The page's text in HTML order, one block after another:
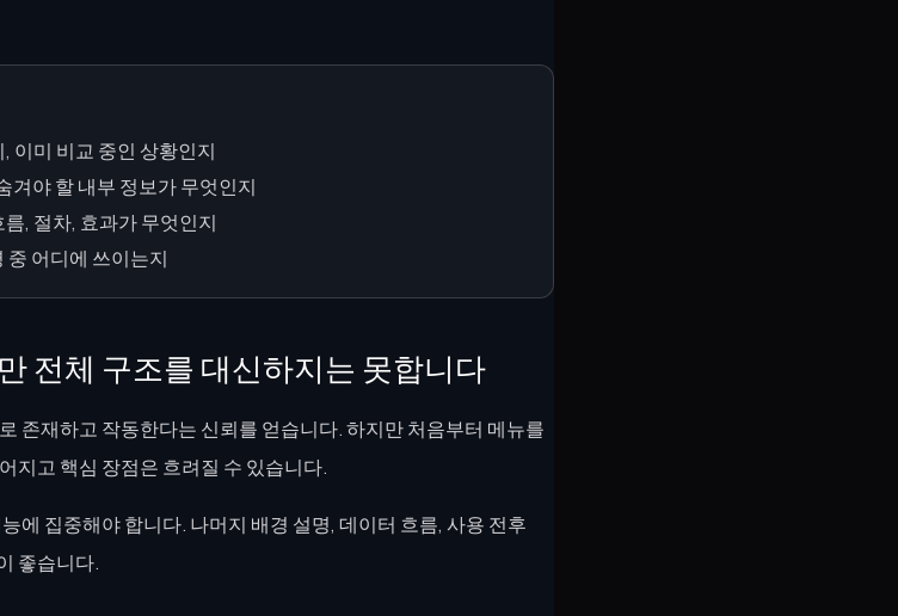
이미 비교 중인 상황인지
겨야 할 내부 정보가 무엇인지
, 절차, 효과가 무엇인지
중 어디에 쓰이는지
전체 구조를 대신하지는 못합니다
존재하고 작동한다는 신뢰를 얻습니다. 하지만 처음부터 메뉴를
지고 핵심 장점은 흐려질 수 있습니다.
에 집중해야 합니다. 나머지 배경 설명, 데이터 흐름, 사용 전후
좋습니다.